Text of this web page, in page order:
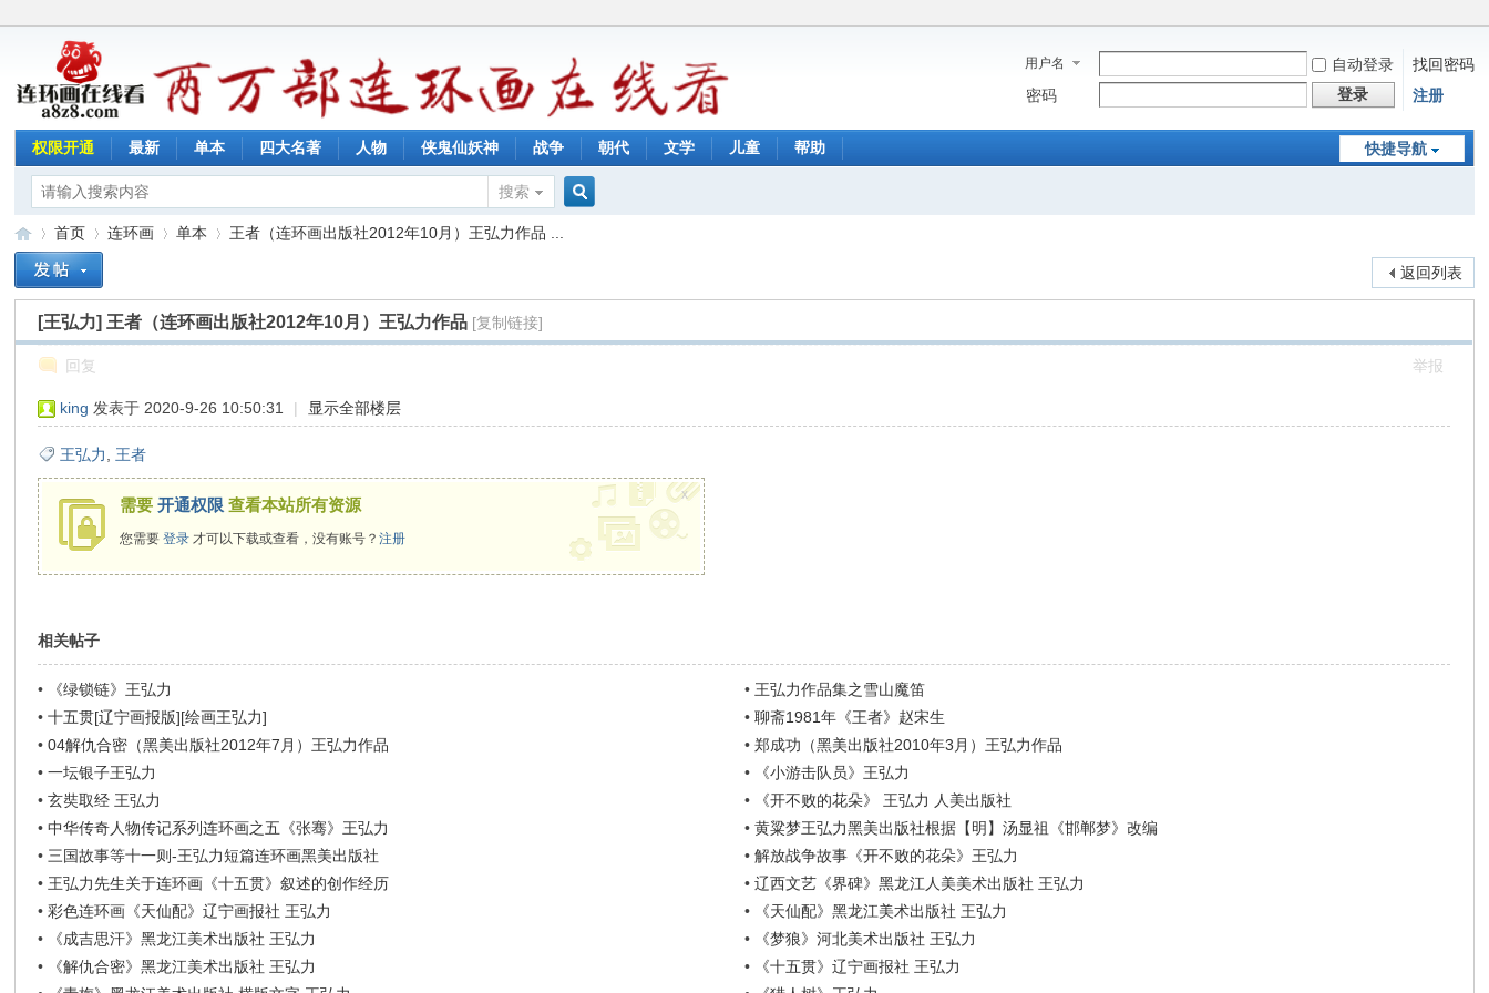
用户名 自动登录
找回密码
密码
登录 注册
快捷导航
权限开通 最新 单本 四大名著 人物 侠鬼仙妖神 战争 朝代 文学 儿童 帮助
搜索
»
首页
›
连环画
›
单本
›
王者（连环画出版社2012年10月）王弘力作品 ...
返回列表
[王弘力] 王者（连环画出版社2012年10月）王弘力作品 [复制链接]
回复 举报
king 发表于 2020-9-26 10:50:31 | 显示全部楼层
王弘力 王者
需要开通权限 查看本站所有资源
您需要登录 才可以下载或查看，没有账号？注册
x
相关帖子
• 《绿锁链》王弘力 • 王弘力作品集之雪山魔笛
•十五贯[辽宁画报版][绘画王弘力] • 聊斋1981年《王者》赵宋生
•04解仇合密（黑美出版社2012年7月）王弘力作品 • 郑成功（黑美出版社2010年3月）王弘力作品
•一坛银子王弘力 •
《小游击队员》王弘力
•玄奘取经 王弘力 •
《开不败的花朵》 王弘力 人美出版社
•中华传奇人物传记系列连环画之五《张骞》王弘力 • 黄粱梦王弘力黑美出版社根据【明】汤显祖《邯郸梦》改编
• 三国故事等十一则-王弘力短篇连环画黑美出版社 • 解放战争故事《开不败的花朵》王弘力
• 王弘力先生关于连环画《十五贯》叙述的创作经历 • 辽西文艺《界碑》黑龙江人美美术出版社 王弘力
•彩色连环画《天仙配》辽宁画报社 王弘力 •
《天仙配》黑龙江美术出版社 王弘力
•
《成吉思汗》黑龙江美术出版社 王弘力 •
《梦狼》河北美术出版社 王弘力
•
《解仇合密》黑龙江美术出版社 王弘力 •
《十五贯》辽宁画报社 王弘力